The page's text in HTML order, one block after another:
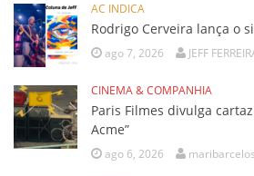
AC INDICA
Rodrigo Cerveira lança o
ago 7, 2026 JEFF
CINEMA & COMPANHIA
Paris Filmes divulga
Acme”
ago 6, 2026 maribarcelos